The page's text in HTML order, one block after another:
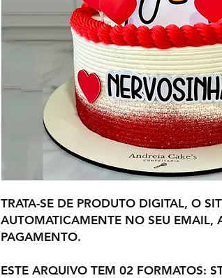
TRATA-SE DE PRODUTO DIGITAL, O
AUTOMATICAMENTE NO SEU EMAIL,
PAGAMENTO.
ESTE ARQUIVO TEM 02 FORMATOS: